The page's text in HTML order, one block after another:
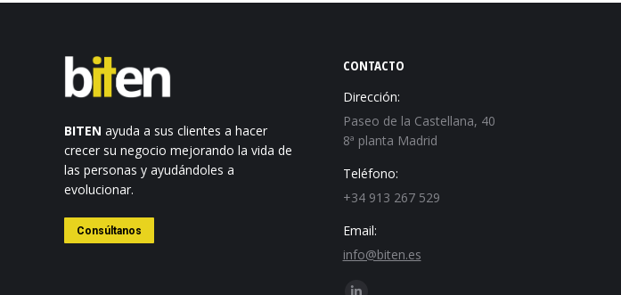
BITEN ayuda a sus clientes a hacer
crecer su negocio mejorando la vida de
las personas y ayudándoles a
evolucionar.
Consúltanos
CONTACTO
Dirección:
Paseo de la Castellana, 40
8ª planta Madrid
Teléfono:
+34 913 267 529
Email:
info@biten.es
Encuéntranos en: